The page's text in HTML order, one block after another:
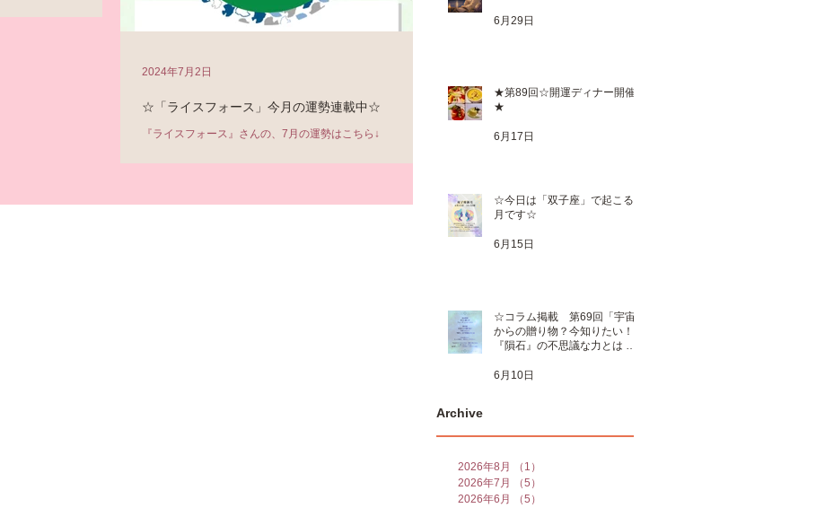
☆「ライスフォース」今月の運勢連載中☆
『ライスフォース』さんの、7月の運勢はこちら↓
2024年7月2日
6月29日
★第89回☆開運ディナー開催
★
6月17日
☆今日は「双子座」で起こる新
月です☆
6月15日
☆コラム掲載 第69回「宇宙
からの贈り物？今知りたい！
『隕石』の不思議な力とは 」
6月10日
Archive
2026年8月 （1）
2026年7月
（5）
2026年6月
（5）